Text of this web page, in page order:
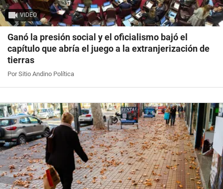
VIDEO
Ganó la presión social y el oficialismo bajó el
capítulo que abría el juego a la extranjerización de
tierras
Por Sitio Andino Política